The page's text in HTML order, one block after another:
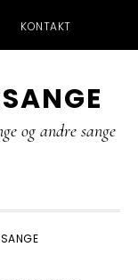
KONTAKT
og andre sange